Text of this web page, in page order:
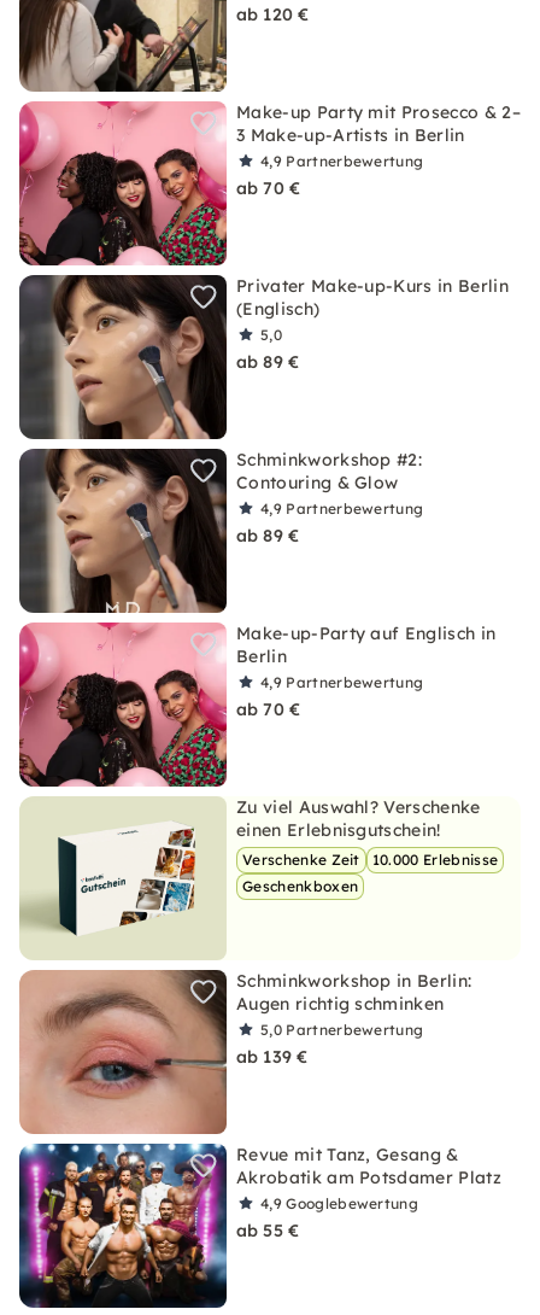
ab 120 €
Make-up Party mit Prosecco & 2–
3 Make-up-Artists in Berlin
4,9 Partnerbewertung
ab 70 €
Privater Make-up-Kurs in Berlin
(Englisch)
5,0
ab 89 €
Schminkworkshop #2:
Contouring & Glow
4,9 Partnerbewertung
ab 89 €
Make-up-Party auf Englisch in
Berlin
4,9 Partnerbewertung
ab 70 €
Zu viel Auswahl? Verschenke
einen Erlebnisgutschein!
Verschenke Zeit
10.000 Erlebnisse
Geschenkboxen
Schminkworkshop in Berlin:
Augen richtig schminken
5,0 Partnerbewertung
ab 139 €
Revue mit Tanz, Gesang &
Akrobatik am Potsdamer Platz
4,9Googlebewertung
ab 55 €